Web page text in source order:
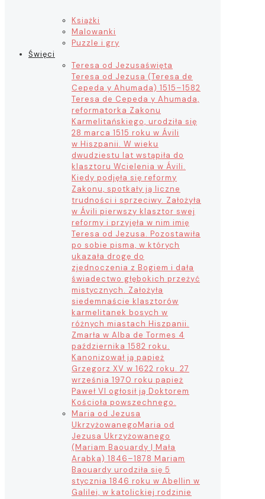
Książki
Malowanki
Puzzle i gry
Święci
Teresa od Jezusaświęta
Teresa od Jezusa (Teresa de
Cepeda y Ahumada) 1515–1582
Teresa de Cepeda y Ahumada,
reformatorka Zakonu
Karmelitańskiego, urodziła się
28 marca 1515 roku w Ávili
w Hiszpanii. W wieku
dwudziestu lat wstąpiła do
klasztoru Wcielenia w Ávili.
Kiedy podjęła się reformy
Zakonu, spotkały ją liczne
trudności i sprzeciwy. Założyła
w Ávili pierwszy klasztor swej
reformy i przyjęła w nim imię
Teresa od Jezusa. Pozostawiła
po sobie pisma, w których
ukazała drogę do
zjednoczenia z Bogiem i dała
świadectwo głębokich przeżyć
mistycznych. Założyła
siedemnaście klasztorów
karmelitanek bosych w
różnych miastach Hiszpanii.
Zmarła w Alba de Tormes 4
października 1582 roku.
Kanonizował ją papież
Grzegorz XV w 1622 roku. 27
września 1970 roku papież
Paweł VI ogłosił ją Doktorem
Kościoła powszechnego.
Maria od Jezusa
UkrzyżowanegoMaria od
Jezusa Ukrzyżowanego
(Mariam Baouardy | Mała
Arabka) 1846–1878 Mariam
Baouardy urodziła się 5
stycznia 1846 roku w Abellin w
Galilei, w katolickiej rodzinie